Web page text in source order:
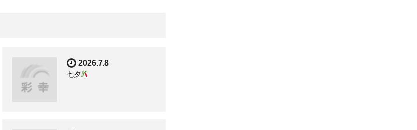
2026.7.8
七夕